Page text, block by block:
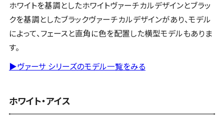
ホワイトを基調としたホワイトヴァーチカルデザインとブラッ
クを基調としたブラックヴァーチカルデザインがあり、モデル
によって、フェースと直角に色を配置した横型モデルもありま
す。
▶ヴァーサ シリーズのモデル一覧をみる
ホワイト・アイス